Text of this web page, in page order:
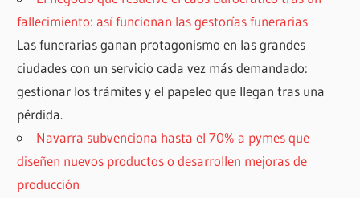
fallecimiento: así funcionan las gestorías funerarias
Las funerarias ganan protagonismo en las grandes
ciudades con un servicio cada vez más demandado:
gestionar los trámites y el papeleo que llegan tras una
pérdida.
Navarra subvenciona hasta el 70% a pymes que
diseñen nuevos productos o desarrollen mejoras de
producción